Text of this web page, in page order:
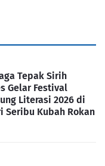
Tepak Sirih
Gelar Festival
Literasi 2026 di
Seribu Kubah Rokan